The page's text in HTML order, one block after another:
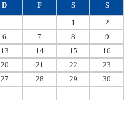
D F S
S
1
2
6 7 8
9
13 14 15
16
20 21 22
23
27 28 29
30